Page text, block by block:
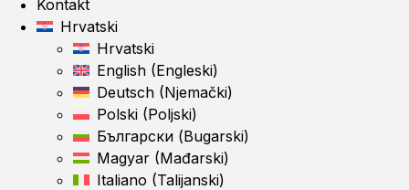
Kontakt
Hrvatski
Hrvatski
English (Engleski)
Deutsch (Njemački)
Polski (Poljski)
Български (Bugarski)
Magyar (Mađarski)
Italiano (Talijanski)